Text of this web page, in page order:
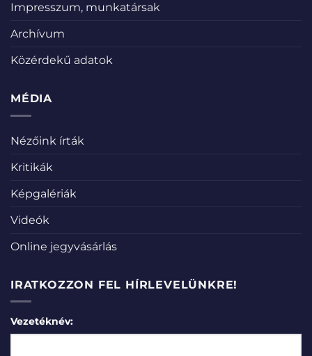
Impresszum, munkatársak
Archívum
Közérdekű adatok
MÉDIA
Nézőink írták
Kritikák
Képgalériák
Videók
Online jegyvásárlás
IRATKOZZON FEL HÍRLEVELÜNKRE!
Vezetéknév: